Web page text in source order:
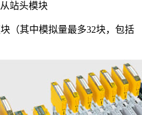
站头模块
（其中模拟量最多32块，包括